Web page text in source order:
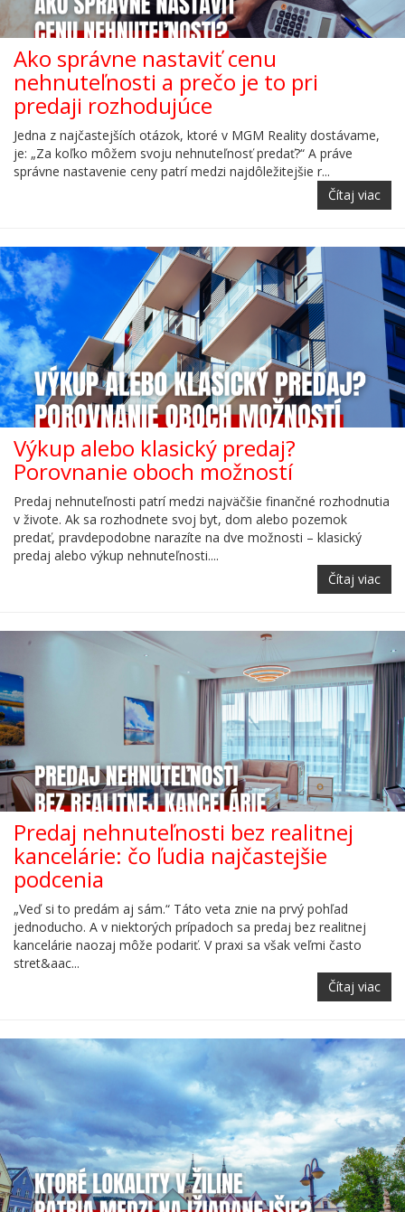
Ako správne nastaviť cenu
nehnuteľnosti a prečo je to pri
predaji rozhodujúce
Jedna z najčastejších otázok, ktoré v MGM Reality dostávame,
je: „Za koľko môžem svoju nehnuteľnosť predať?“ A práve
správne nastavenie ceny patrí medzi najdôležitejšie r...
Čítaj viac
Výkup alebo klasický predaj?
Porovnanie oboch možností
Predaj nehnuteľnosti patrí medzi najväčšie finančné rozhodnutia
v živote. Ak sa rozhodnete svoj byt, dom alebo pozemok
predať, pravdepodobne narazíte na dve možnosti – klasický
predaj alebo výkup nehnuteľnosti....
Čítaj viac
Predaj nehnuteľnosti bez realitnej
kancelárie: čo ľudia najčastejšie
podcenia
„Veď si to predám aj sám.“ Táto veta znie na prvý pohľad
jednoducho. A v niektorých prípadoch sa predaj bez realitnej
kancelárie naozaj môže podariť. V praxi sa však veľmi často
stret&aac...
Čítaj viac